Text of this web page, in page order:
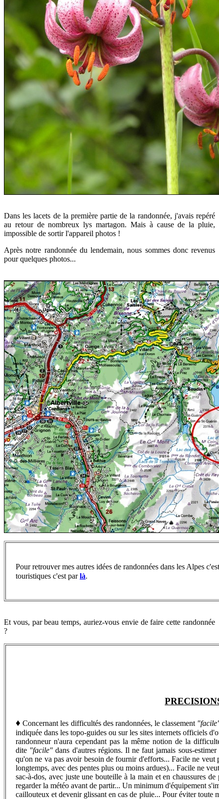
Dans les lacets de la première partie de la randonnée, j'avais repéré
au retour de nombreux lys martagon. Mais à cause de la pluie,
impossible de sortir l'appareil photos !
Après notre randonnée du lendemain, nous sommes donc revenus
pour quelques photos...
Pour retrouvermes autres idées de randonnées dans les Alpes
touristiques c'est parlà.
Et vous, par beau temps, auriez-vous envie de faire cette randonnée
?
♦ Concernant les difficultés des randonnées, le classement
indiquée dans les topo-guides ou sur les sites internets officiels
randonneur n'aura cependant pas la même notion de la
dite "facile" dans d'autres régions. Il ne faut jamais sous-
qu'on ne va pas avoir besoin de fournir d'efforts... Facile ne
longtemps, avec des pentes plus ou moins ardues)... Facile ne
sac-à-dos, avec juste une bouteille à la main et en chaussures
regarder la météo avant de partir... Un minimum d'équipement
caillouteux et devenir glissant en cas de pluie... Pour éviter toute